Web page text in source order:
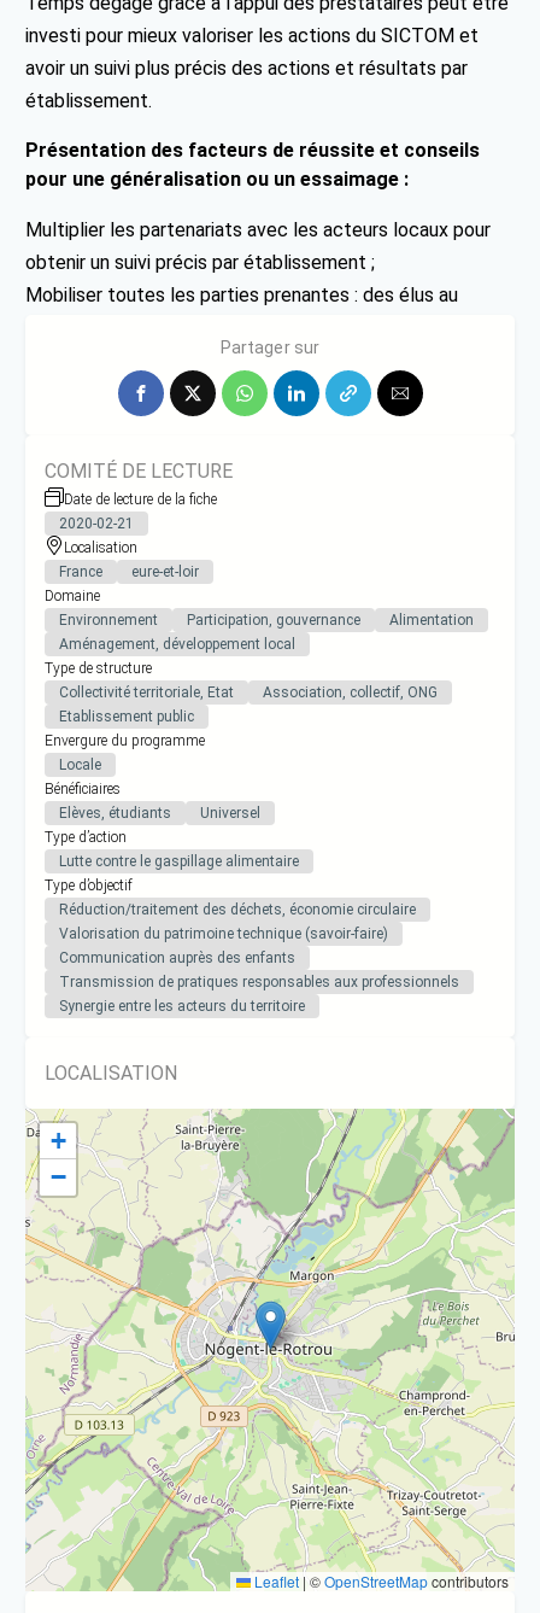
investi pour mieux valoriser les actions du SICTOM et
avoir un suivi plus précis des actions et résultats par
établissement.
Présentation des facteurs de réussite et conseils
pour une généralisation ou un essaimage :
Multiplier les partenariats avec les acteurs locaux pour
obtenir un suivi précis par établissement ;
Mobiliser toutes les parties prenantes : des élus au
Partager sur
COMITÉ DE LECTURE
Date de lecture de la fiche
2020-02-21
Localisation
France
eure-et-loir
Domaine
Environnement
Participation, gouvernance
Alimentation
Aménagement, développement local
Type de structure
Collectivité territoriale, Etat
Association, collectif, ONG
Etablissement public
Envergure du programme
Locale
Bénéficiaires
Elèves, étudiants
Universel
Type d’action
Lutte contre le gaspillage alimentaire
Type d’objectif
Réduction/traitement des déchets, économie circulaire
Valorisation du patrimoine technique (savoir-faire)
Communication auprès des enfants
Transmission de pratiques responsables aux professionnels
Synergie entre les acteurs du territoire
LOCALISATION
+
−
Leaflet | ©OpenStreetMapcontributors